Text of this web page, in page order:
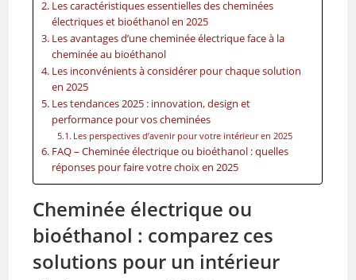
Les caractéristiques essentielles des cheminées
électriques et bioéthanol en 2025
Les avantages d’une cheminée électrique face à la
cheminée au bioéthanol
Les inconvénients à considérer pour chaque solution
en 2025
Les tendances 2025 : innovation, design et
performance pour vos cheminées
Les perspectives d’avenir pour votre intérieur en 2025
FAQ – Cheminée électrique ou bioéthanol : quelles
réponses pour faire votre choix en 2025
Cheminée électrique ou
bioéthanol : comparez ces
solutions pour un intérieur